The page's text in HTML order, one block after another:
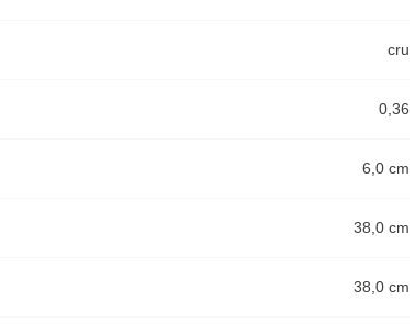
cru
0,36
6,0 cm
38,0 cm
38,0 cm